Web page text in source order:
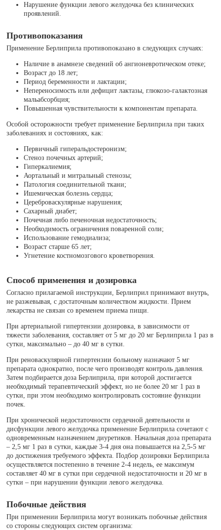
Нарушение функции левого желудочка без клинических
проявлений.
Противопоказания
Применение Берлиприла противопоказано в следующих случаях:
Наличие в анамнезе сведений об ангионевротическом отеке;
Возраст до 18 лет;
Период беременности и лактации;
Непереносимость или дефицит лактазы, глюкозо-галактозная
мальабсорбция;
Повышенная чувствительности к компонентам препарата.
Особой осторожности требует применение Берлиприла при таких
заболеваниях и состояниях, как:
Первичный гиперальдостеронизм;
Стеноз почечных артерий;
Гиперкалиемия;
Аортальный и митральный стенозы;
Патология соединительной ткани;
Ишемическая болезнь сердца;
Цереброваскулярные нарушения;
Сахарный диабет;
Почечная либо печеночная недостаточность;
Необходимость ограничения поваренной соли;
Использование гемодиализа;
Возраст старше 65 лет;
Угнетение костномозгового кроветворения.
Способ применения и дозировка
Согласно прилагаемой инструкции, Берлиприл принимают внутрь,
не разжевывая, с достаточным количеством жидкости. Прием
лекарства не связан со временем приема пищи.
При артериальной гипертензии дозировка, в зависимости от
тяжести заболевания, составляет от 5 мг до 20 мг Берлиприла 1 раз в
сутки, максимально – до 40 мг в сутки.
При реноваскулярной гипертензии больному назначают 5 мг
препарата однократно, после чего производят контроль давления.
Затем подбирается доза Берлиприла, при которой достигается
необходимый терапевтический эффект, но не более 20 мг 1 раз в
сутки, при этом необходимо контролировать состояние функции
почек.
При хронической недостаточности сердечной деятельности и
дисфункции левого желудочка применение Берлиприла сочетают с
одновременным назначением диуретиков. Начальная доза препарата
– 2,5 мг 1 раз в сутки, каждые 3-4 дня она повышается на 2,5-5 мг
до достижения требуемого эффекта. Подбор дозировки Берлиприла
осуществляется постепенно в течение 2-4 недель, ее максимум
составляет 40 мг в сутки при сердечной недостаточности и 20 мг в
сутки – при нарушении функции левого желудочка.
Побочные действия
При применении Берлиприла могут возникать побочные действия
со стороны следующих систем организма: